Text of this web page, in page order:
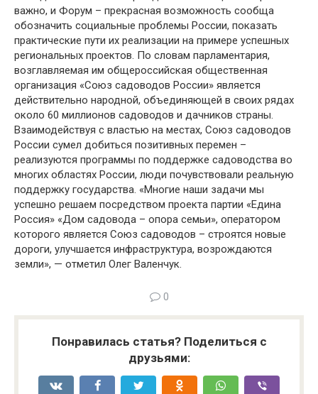
важно, и Форум – прекрасная возможность сообща
обозначить социальные проблемы России, показать
практические пути их реализации на примере успешных
региональных проектов. По словам парламентария,
возглавляемая им общероссийская общественная
организация «Союз садоводов России» является
действительно народной, объединяющей в своих рядах
около 60 миллионов садоводов и дачников страны.
Взаимодействуя с властью на местах, Союз садоводов
России сумел добиться позитивных перемен –
реализуются программы по поддержке садоводства во
многих областях России, люди почувствовали реальную
поддержку государства. «Многие наши задачи мы
успешно решаем посредством проекта партии «Едина
Россия» «Дом садовода – опора семьи», оператором
которого является Союз садоводов – строятся новые
дороги, улучшается инфраструктура, возрождаются
земли», — отметил Олег Валенчук.
0
Понравилась статья? Поделиться с
друзьями: